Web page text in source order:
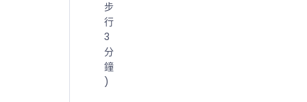
步
行
3
分
鐘
)